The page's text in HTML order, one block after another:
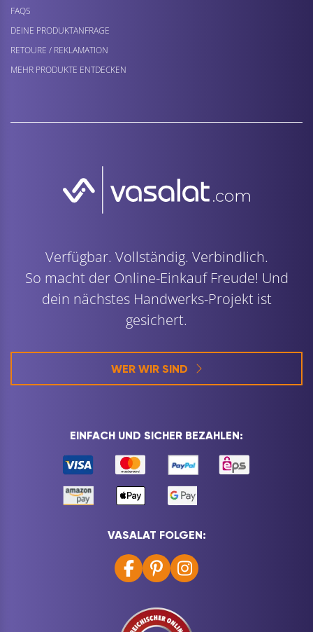
FAQS
DEINE PRODUKTANFRAGE
RETOURE / REKLAMATION
MEHR PRODUKTE ENTDECKEN
Verfügbar. Vollständig. Verbindlich.
So macht der Online-Einkauf Freude! Und
dein nächstes Handwerks-Projekt ist
gesichert.
WER WIR SIND
EINFACH UND SICHER BEZAHLEN:
VASALAT FOLGEN: